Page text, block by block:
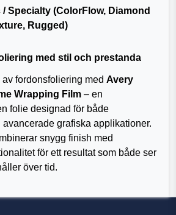
/ Specialty (ColorFlow, Diamond
Rugged)
med stil och prestanda
fordonsfoliering med Avery
Wrapping Film – en
folie designad för både
grafiska applikationer.
snygg finish med
för ett resultat som både ser
över tid.